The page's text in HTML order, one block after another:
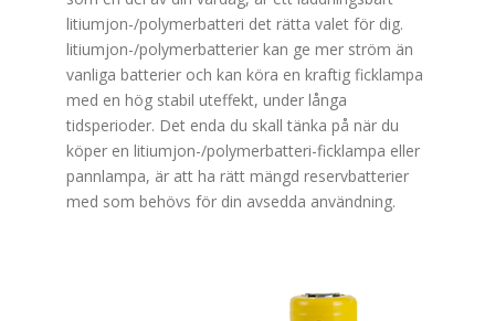
litiumjon-/polymerbatteri det rätta valet för dig.
litiumjon-/polymerbatterier kan ge mer ström än
vanliga batterier och kan köra en kraftig ficklampa
med en hög stabil uteffekt, under långa
tidsperioder. Det enda du skall tänka på när du
köper en litiumjon-/polymerbatteri-ficklampa eller
pannlampa, är att ha rätt mängd reservbatterier
med som behövs för din avsedda användning.